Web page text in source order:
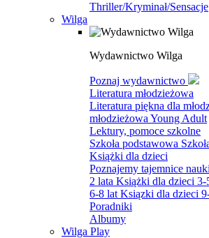
Thriller/Kryminał/Sensacje
Wilga
Wydawnictwo Wilga
Poznaj wydawnictwo
Literatura młodzieżowa
Literatura piękna dla
młodzieżowa Young Adult
Lektury, pomoce szkolne
Szkoła podstawowa
Książki dla dzieci
Poznajemy tajemnice nauki
2 lata Książki dla dzieci 3-
6-8 lat Ksiązki dla dzieci
Poradniki
Albumy
Wilga Play